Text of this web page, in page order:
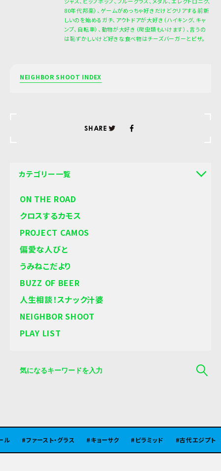
80年代邦楽）、ゲームがめっちゃ好きだけどクリアする前新
しいのを始めるガチ、アウトドアが大好き（ハイキング、キャ
ンプ、自転車）、動物が大好き（爬虫類もいけます）、言うの
は恥ずかしいけど好きな食べ物はチーズバーガーとピザ。
NEIGHBOR SHOOT INDEX
SHARE
カテゴリー一覧
ON THE ROAD
クロスするカモス
PROJECT CAMOS
偏愛な人びと
うみねこだより
BUZZ OF BEER
人生相談！スナック汁婆
NEIGHBOR SHOOT
PLAY LIST
ファースト・グラス キョーサク ピラミッド 古代エジプト